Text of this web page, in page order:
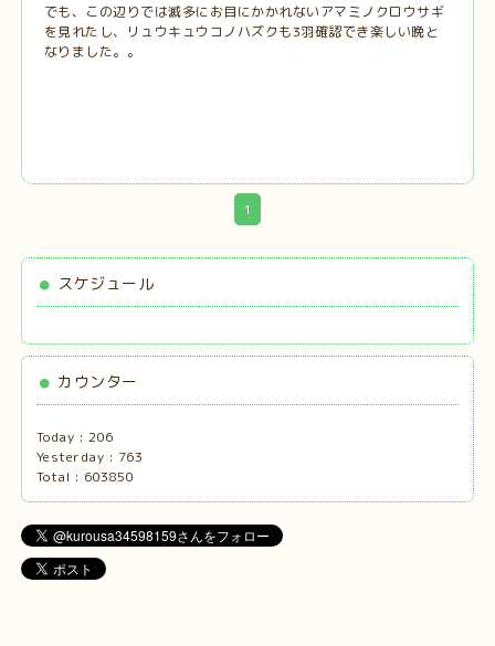
でも、この辺りでは滅多にお目にかかれないアマミノクロウサギ
を見れたし、リュウキュウコノハズクも3羽確認でき楽しい晩と
なりました。。
1
スケジュール
カウンター
Today : 206
Yesterday : 763
Total : 603850